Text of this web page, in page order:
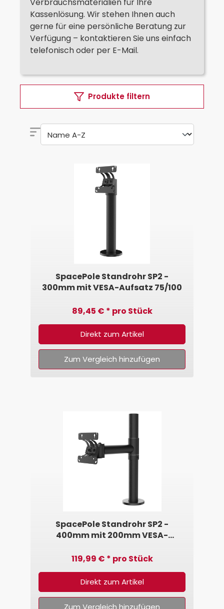
Kassenlösung. Wir stehen Ihnen auch
gerne für eine persönliche Beratung zur
Verfügung – kontaktieren Sie uns einfach
telefonisch oder per E-Mail.
Produkte filtern
SpacePole Standrohr SP2 -
300mm mit VESA-Aufsatz 75/100
89,45 € * pro Stück
Direkt zum Artikel
Zum Vergleich hinzufügen
SpacePole Standrohr SP2 -
400mm mit 200mm VESA-
119,99 € * pro Stück
Direkt zum Artikel
Zum Vergleich hinzufügen